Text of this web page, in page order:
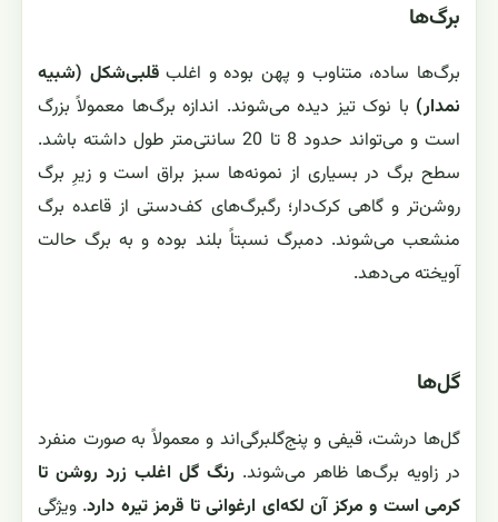
برگ‌ها
برگ‌ها ساده، متناوب و پهن بوده و اغلبقلبی‌شکل (شبیه
نمدار) با نوک تیز دیده می‌شوند. اندازه برگ‌ها معمولاً بزرگ
است و می‌تواند حدود 8 تا 20 سانتی‌متر طول داشته باشد.
سطح برگ در بسیاری از نمونه‌ها سبز براق است و زیرِ برگ
روشن‌تر و گاهی کرک‌دار؛ رگبرگ‌های کف‌دستی از قاعده برگ
منشعب می‌شوند. دمبرگ نسبتاً بلند بوده و به برگ حالت
آویخته می‌دهد.
گل‌ها
گل‌ها درشت، قیفی و پنج‌گلبرگی‌اند و معمولاً به صورت منفرد
در زاویه برگ‌ها ظاهر می‌شوند. رنگ گل اغلب زرد روشن تا
کرمی است و مرکز آن لکه‌ای ارغوانی تا قرمز تیره دارد. ویژگی